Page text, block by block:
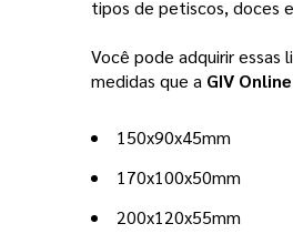
tipos de petiscos, doces
Você pode adquirir essas
medidas que a GIV Online
150x90x45mm
170x100x50mm
200x120x55mm